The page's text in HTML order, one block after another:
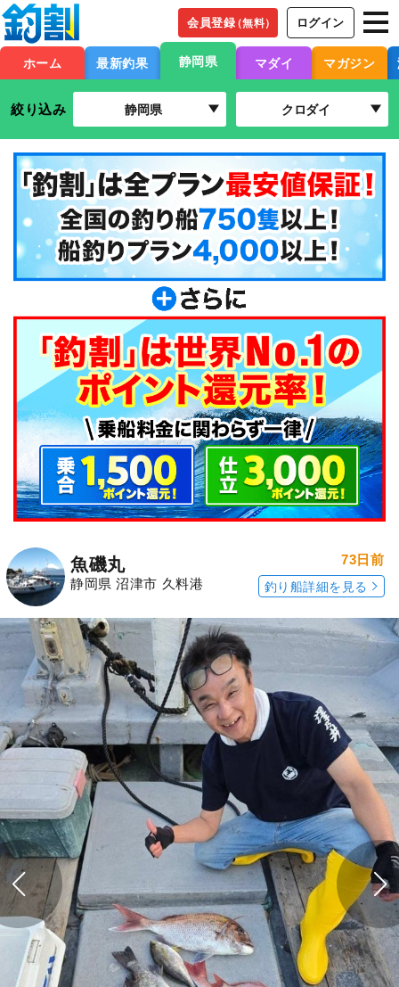
会員登録（無料） ログイン
ホーム 最新釣果 静岡県 マダイ マガジン
絞り込み 静岡県 クロダイ
魚磯丸
静岡県 沼津市 久料港
73日前
釣り船詳細を見る